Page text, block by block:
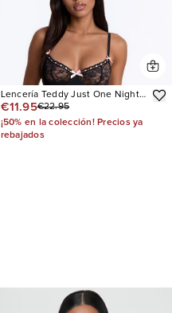
Lencería Teddy Just One Night
Lace Down Ruffle Edge Contrast
Underwire
€11.95€22.95
¡50% en la colección! Precios ya
rebajados